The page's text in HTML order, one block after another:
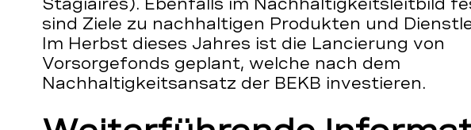
Stagiaires). Ebenfalls im Nachhaltigkeitsleitbild
sind Ziele zu nachhaltigen Produkten und
Im Herbst dieses Jahres ist die Lancierung von
Vorsorgefonds geplant, welche nach dem
Nachhaltigkeitsansatz der BEKB investieren.